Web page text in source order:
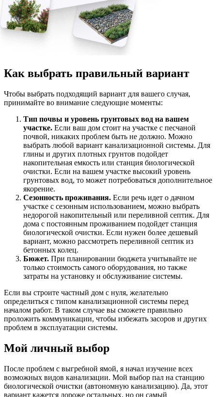
Как выбрать правильный вариант
Чтобы выбрать подходящий вариант для вашего случая,
принимайте во внимание следующие моменты:
Тип почвы и уровень грунтовых вод на вашем
участке. Если ваш дом стоит на участке с песчаной
почвой, никаких проблем быть не должно. Можно
выбрать любой вариант канализационной системы. Для
глины и других плотных грунтов подойдет
накопительная емкость или станция биологической
очистки. Если на вашем участке высокий уровень
грунтовых вод, то может потребоваться дополнительное
якорение.
Сезонность проживания. Если речь идет о дачном
участке с сезонным использованием, можно выбрать
недорогой накопительный или переливной септик. Для
дома с постоянным проживанием подойдет станция
биологической очистки. Если нужен более дешевый
вариант, можно рассмотреть переливной септик из
бетонных колец.
Бюжет. При планировании бюджета учитывайте не
только стоимость самого оборудования, но также
затраты на установку и обслуживание системы.
Если вы строите частный дом с нуля, желательно
определиться с типом канализационной системы перед
началом работ. В таком случае вы сможете правильно
проложить коммуникации, чтобы избежать засоров и других
проблем в эксплуатации системы.
Мой личный выбор
После проблем с выгребной ямой, я начал изучение всех
возможных видов канализации. Мой выбор пал на станцию
биологической очистки (автономную канализацию). Да, этот
вариант кажется дороже остальных, но он самый